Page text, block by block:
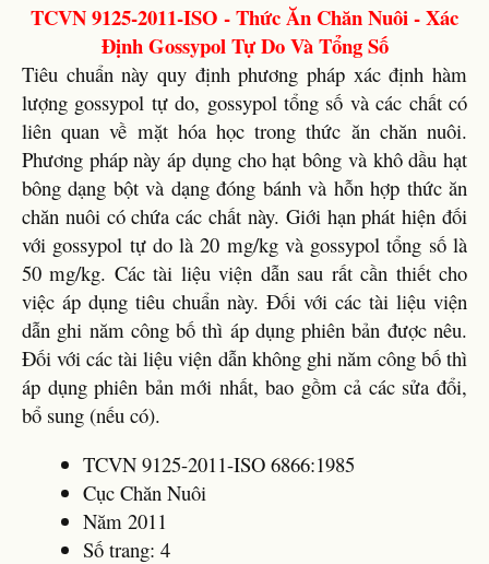
TCVN 9125-2011-ISO - Thức Ăn Chăn Nuôi - Xác
Định Gossypol Tự Do Và Tổng Số
Tiêu chuẩn này quy định phương pháp xác định hàm
lượng gossypol tự do, gossypol tổng số và các chất có
liên quan về mặt hóa học trong thức ăn chăn nuôi.
Phương pháp này áp dụng cho hạt bông và khô dầu hạt
bông dạng bột và dạng đóng bánh và hỗn hợp thức ăn
chăn nuôi có chứa các chất này. Giới hạn phát hiện đối
với gossypol tự do là 20 mg/kg và gossypol tổng số là
50 mg/kg. Các tài liệu viện dẫn sau rất cần thiết cho
việc áp dụng tiêu chuẩn này. Đối với các tài liệu viện
dẫn ghi năm công bố thì áp dụng phiên bản được nêu.
Đối với các tài liệu viện dẫn không ghi năm công bố thì
áp dụng phiên bản mới nhất, bao gồm cả các sửa đổi,
bổ sung (nếu có).
TCVN 9125-2011-ISO 6866:1985
Cục Chăn Nuôi
Năm 2011
Số trang: 4